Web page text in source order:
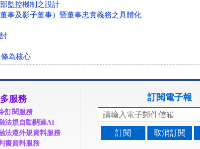
監控機制之設計
事及影子董事）暨董事忠實義務之具體化
為核心
服務
訂閱服務
法規自動關連AI
法遵外規資料服務
書資料服務
訂閱電子報
訂閱 取消訂閱